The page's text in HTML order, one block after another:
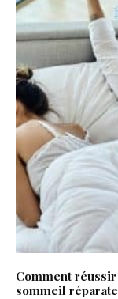
Comment
sommeil